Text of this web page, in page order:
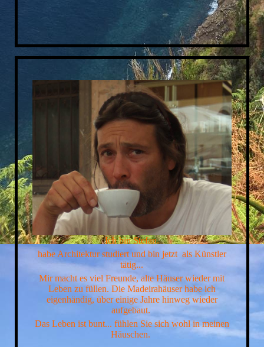
Ich bin Stefan.
habe Architektur studiert und bin jetzt als Künstler
tätig...
Mir macht es viel Freunde, alte Häuser wieder mit
Leben zu füllen. Die Madeirahäuser habe ich
eigenhändig, über einige Jahre hinweg wieder
aufgebaut.
Das Leben ist bunt... fühlen Sie sich wohl in meinen
Häuschen.